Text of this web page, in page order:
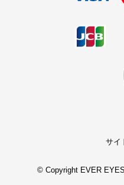
サイ
© Copyright EVER